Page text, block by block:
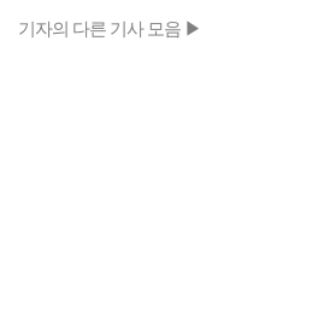
기자의 다른 기사 모음 ▶